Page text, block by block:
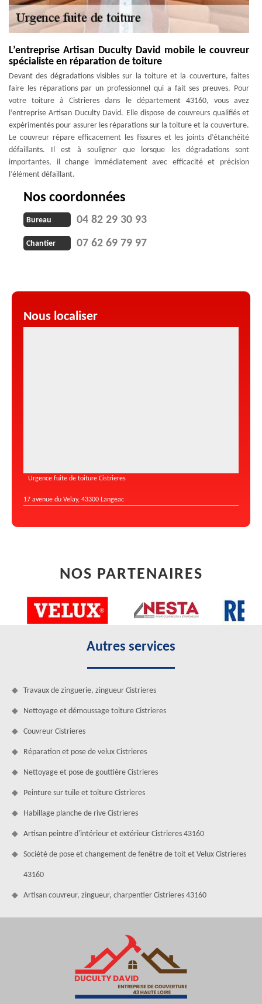
L’entreprise Artisan Duculty David mobile le couvreur
spécialiste en réparation de toiture
Devant des dégradations visibles sur la toiture et la couverture, faites
faire les réparations par un professionnel qui a fait ses preuves. Pour
votre toiture à Cistrieres dans le département 43160, vous avez
l’entreprise Artisan Duculty David. Elle dispose de couvreurs qualifiés et
expérimentés pour assurer les réparations sur la toiture et la couverture.
Le couvreur répare efficacement les fissures et les joints d’étanchéité
défaillants. Il est à souligner que lorsque les dégradations sont
importantes, il change immédiatement avec efficacité et précision
l’élément défaillant.
Nos coordonnées
Bureau 04 82 29 30 93
Chantier 07 62 69 79 97
Nous localiser
Urgence fuite de toiture Cistrieres
17 avenue du Velay, 43300 Langeac
NOS PARTENAIRES
Autres services
Travaux de zinguerie, zingueur Cistrieres
Nettoyage et démoussage toiture Cistrieres
Couvreur Cistrieres
Réparation et pose de velux Cistrieres
Nettoyage et pose de gouttière Cistrieres
Peinture sur tuile et toiture Cistrieres
Habillage planche de rive Cistrieres
Artisan peintre d'intérieur et extérieur Cistrieres 43160
Société de pose et changement de fenêtre de toit et Velux Cistrieres
43160
Artisan couvreur, zingueur, charpentier Cistrieres 43160